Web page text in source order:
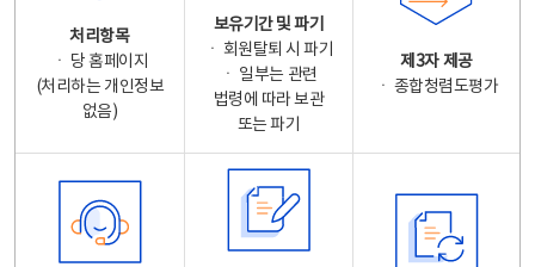
처리항목
ㆍ 당 홈페이지
(처리하는 개인정보
없음)
보유기간 및 파기
ㆍ 회원탈퇴 시 파기
ㆍ 일부는 관련
법령에 따라 보관
또는 파기
제3자 제공
ㆍ 종합청렴도평가